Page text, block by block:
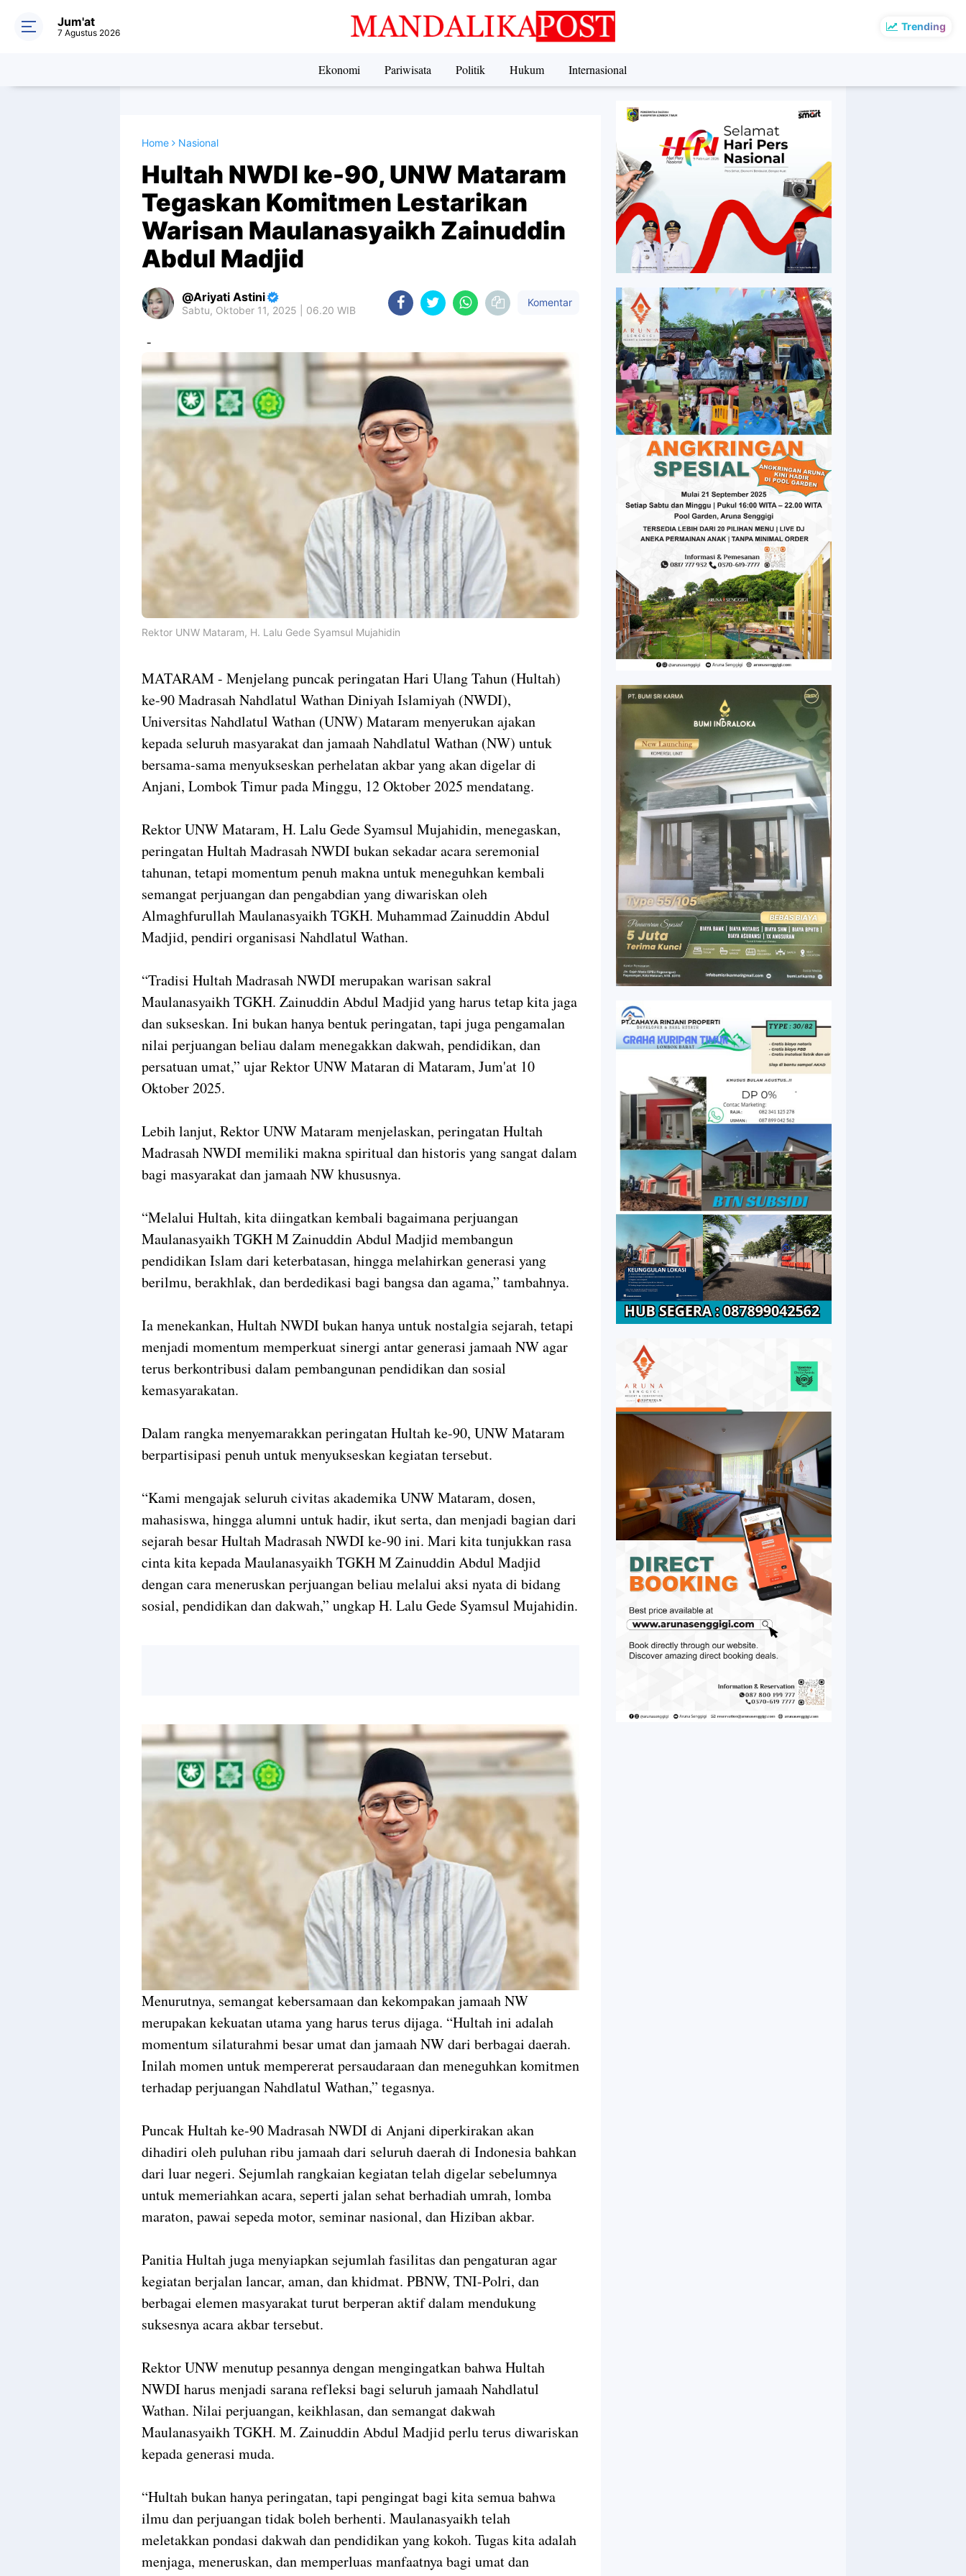
Trending
Jum'at
7 Agustus 2026
Ekonomi Pariwisata Politik Hukum Internasional
Home Nasional
Hultah NWDI ke-90, UNW Mataram
Tegaskan Komitmen Lestarikan
Warisan Maulanasyaikh Zainuddin
Abdul Madjid
Ariyati Astini
Sabtu, Oktober 11, 2025 | 06.20 WIB
Komentar
-
Rektor UNW Mataram, H. Lalu Gede Syamsul Mujahidin
MATARAM - Menjelang puncak peringatan Hari Ulang Tahun (Hultah)
ke-90 Madrasah Nahdlatul Wathan Diniyah Islamiyah (NWDI),
Universitas Nahdlatul Wathan (UNW) Mataram menyerukan ajakan
kepada seluruh masyarakat dan jamaah Nahdlatul Wathan (NW) untuk
bersama-sama menyukseskan perhelatan akbar yang akan digelar di
Anjani, Lombok Timur pada Minggu, 12 Oktober 2025 mendatang.
Rektor UNW Mataram, H. Lalu Gede Syamsul Mujahidin, menegaskan,
peringatan Hultah Madrasah NWDI bukan sekadar acara seremonial
tahunan, tetapi momentum penuh makna untuk meneguhkan kembali
semangat perjuangan dan pengabdian yang diwariskan oleh
Almaghfurullah Maulanasyaikh TGKH. Muhammad Zainuddin Abdul
Madjid, pendiri organisasi Nahdlatul Wathan.
“Tradisi Hultah Madrasah NWDI merupakan warisan sakral
Maulanasyaikh TGKH. Zainuddin Abdul Madjid yang harus tetap kita jaga
dan sukseskan. Ini bukan hanya bentuk peringatan, tapi juga pengamalan
nilai perjuangan beliau dalam menegakkan dakwah, pendidikan, dan
persatuan umat,” ujar Rektor UNW Mataran di Mataram, Jum'at 10
Oktober 2025.
Lebih lanjut, Rektor UNW Mataram menjelaskan, peringatan Hultah
Madrasah NWDI memiliki makna spiritual dan historis yang sangat dalam
bagi masyarakat dan jamaah NW khususnya.
“Melalui Hultah, kita diingatkan kembali bagaimana perjuangan
Maulanasyaikh TGKH M Zainuddin Abdul Madjid membangun
pendidikan Islam dari keterbatasan, hingga melahirkan generasi yang
berilmu, berakhlak, dan berdedikasi bagi bangsa dan agama,” tambahnya.
Ia menekankan, Hultah NWDI bukan hanya untuk nostalgia sejarah, tetapi
menjadi momentum memperkuat sinergi antar generasi jamaah NW agar
terus berkontribusi dalam pembangunan pendidikan dan sosial
kemasyarakatan.
Dalam rangka menyemarakkan peringatan Hultah ke-90, UNW Mataram
berpartisipasi penuh untuk menyukseskan kegiatan tersebut.
“Kami mengajak seluruh civitas akademika UNW Mataram, dosen,
mahasiswa, hingga alumni untuk hadir, ikut serta, dan menjadi bagian dari
sejarah besar Hultah Madrasah NWDI ke-90 ini. Mari kita tunjukkan rasa
cinta kita kepada Maulanasyaikh TGKH M Zainuddin Abdul Madjid
dengan cara meneruskan perjuangan beliau melalui aksi nyata di bidang
sosial, pendidikan dan dakwah,” ungkap H. Lalu Gede Syamsul Mujahidin.
Menurutnya, semangat kebersamaan dan kekompakan jamaah NW
merupakan kekuatan utama yang harus terus dijaga. “Hultah ini adalah
momentum silaturahmi besar umat dan jamaah NW dari berbagai daerah.
Inilah momen untuk mempererat persaudaraan dan meneguhkan komitmen
terhadap perjuangan Nahdlatul Wathan,” tegasnya.
Puncak Hultah ke-90 Madrasah NWDI di Anjani diperkirakan akan
dihadiri oleh puluhan ribu jamaah dari seluruh daerah di Indonesia bahkan
dari luar negeri. Sejumlah rangkaian kegiatan telah digelar sebelumnya
untuk memeriahkan acara, seperti jalan sehat berhadiah umrah, lomba
maraton, pawai sepeda motor, seminar nasional, dan Hiziban akbar.
Panitia Hultah juga menyiapkan sejumlah fasilitas dan pengaturan agar
kegiatan berjalan lancar, aman, dan khidmat. PBNW, TNI-Polri, dan
berbagai elemen masyarakat turut berperan aktif dalam mendukung
suksesnya acara akbar tersebut.
Rektor UNW menutup pesannya dengan mengingatkan bahwa Hultah
NWDI harus menjadi sarana refleksi bagi seluruh jamaah Nahdlatul
Wathan. Nilai perjuangan, keikhlasan, dan semangat dakwah
Maulanasyaikh TGKH. M. Zainuddin Abdul Madjid perlu terus diwariskan
kepada generasi muda.
“Hultah bukan hanya peringatan, tapi pengingat bagi kita semua bahwa
ilmu dan perjuangan tidak boleh berhenti. Maulanasyaikh telah
meletakkan pondasi dakwah dan pendidikan yang kokoh. Tugas kita adalah
menjaga, meneruskan, dan memperluas manfaatnya bagi umat dan